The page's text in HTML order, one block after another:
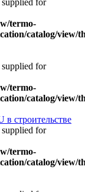
for
termo-
catalog/view/
for
termo-
catalog/view/
строительстве
for
termo-
catalog/view/